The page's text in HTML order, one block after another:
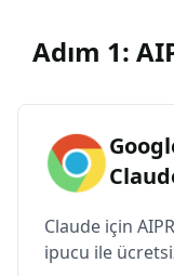
Adım 1:
Claude için
ipucu ile